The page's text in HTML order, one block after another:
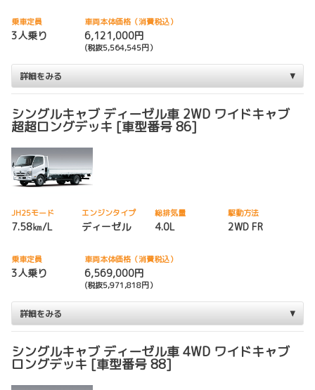
乗車定員
3人乗り
車両本体価格（消費税込）
6,121,000円
(税抜5,564,545円）
詳細をみる
シングルキャブ ディーゼル車 2WD ワイドキャブ
超超ロングデッキ [車型番号 86]
JH25モード
7.58㎞/L
エンジンタイプ
ディーゼル
総排気量
4.0L
駆動方法
2WD FR
乗車定員
3人乗り
車両本体価格（消費税込）
6,569,000円
(税抜5,971,818円）
詳細をみる
シングルキャブ ディーゼル車 4WD ワイドキャブ
ロングデッキ [車型番号 88]